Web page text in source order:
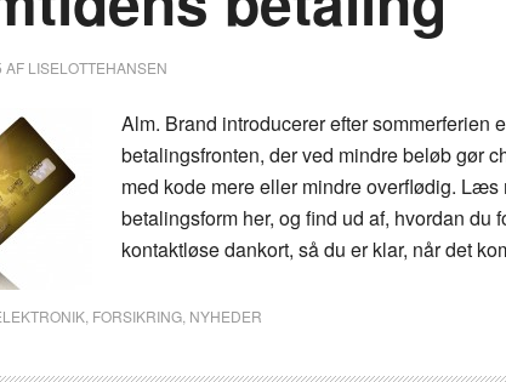
AF LISELOTTEHANSEN
Alm. Brand introducerer efter sommerferien
betalingsfronten, der ved mindre beløb gør
med kode mere eller mindre overflødig. Læs
betalingsform her, og find ud af, hvordan du
kontaktløse dankort, så du er klar, når det
FORSIKRING NYHEDER